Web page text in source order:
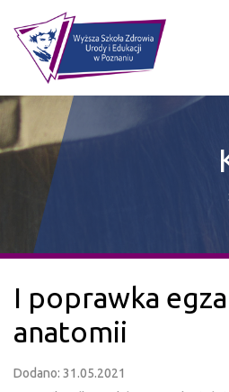
I poprawka
anatomii
Dodano: 31.05.2021